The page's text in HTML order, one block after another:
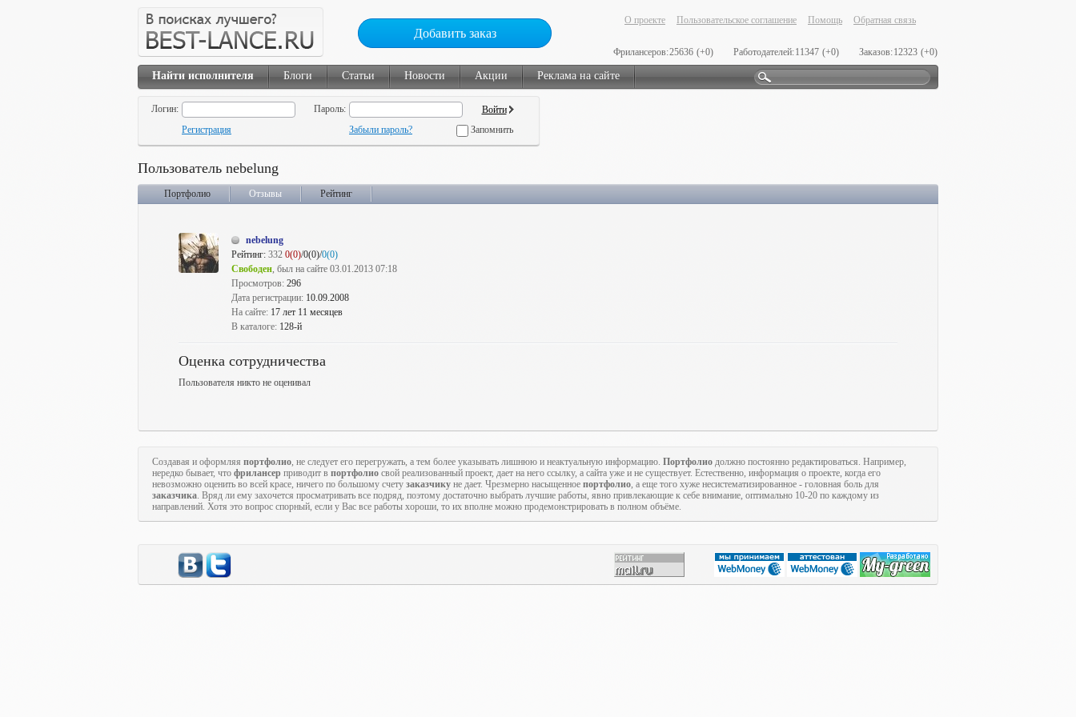
Добавить заказ
О проекте Пользовательское соглашение Помощь Обратная связь
Фрилансеров:25636 (+0) Работодателей:11347 (+0) Заказов:12323 (+0)
Найти исполнителя Блоги Статьи Новости Акции Реклама на сайте
Логин:
Пароль:
Регистрация
Забыли пароль? Запомнить
Пользователь nebelung
Портфолио Отзывы Рейтинг
nebelung
Рейтинг: 332 0(0)/0(0)/0(0)
Свободен, был на сайте 03.01.2013 07:18
Просмотров: 296
Дата регистрации: 10.09.2008
На сайте: 17 лет 11 месяцев
В каталоге: 128-й
Оценка сотрудничества
Пользователя никто не оценивал
Создавая и оформляя портфолио, не следует его перегружать, а тем более указывать лишнюю и неактуальную информацию. Портфолио должно постоянно редактироваться. Например,
нередко бывает, что фрилансер приводит в портфолио свой реализованный проект, дает на него ссылку, а сайта уже и не существует. Естественно, информация о проекте, когда его
невозможно оценить во всей красе, ничего по большому счету заказчику не дает. Чрезмерно насыщенное портфолио, а еще того хуже несистематизированное - головная боль для
заказчика. Вряд ли ему захочется просматривать все подряд, поэтому достаточно выбрать лучшие работы, явно привлекающие к себе внимание, оптимально 10-20 по каждому из
направлений. Хотя это вопрос спорный, если у Вас все работы хороши, то их вполне можно продемонстрировать в полном объёме.